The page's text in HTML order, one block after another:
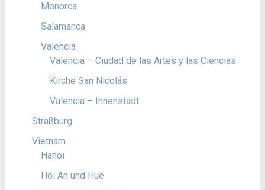
Menorca
Salamanca
Valencia
Valencia – Ciudad de las Artes y las Ciencias
Kirche San Nicolás
Valencia – Innenstadt
Straßburg
Vietnam
Hanoi
Hoi An und Hue